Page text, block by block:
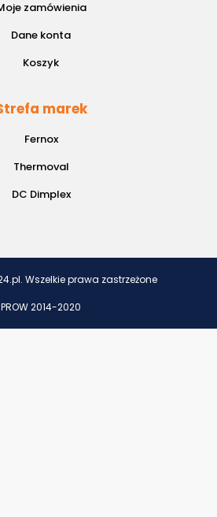
zamówienia
Dane konta
Koszyk
marek
Fernox
Thermoval
DC Dimplex
Wszelkie prawa zastrzeżone
PROW 2014-2020